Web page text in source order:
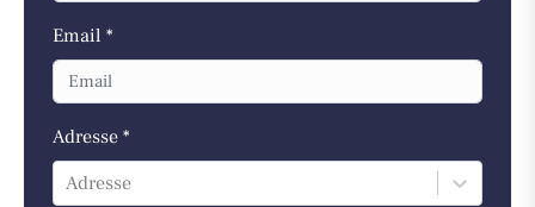
Email *
Adresse *
Adresse